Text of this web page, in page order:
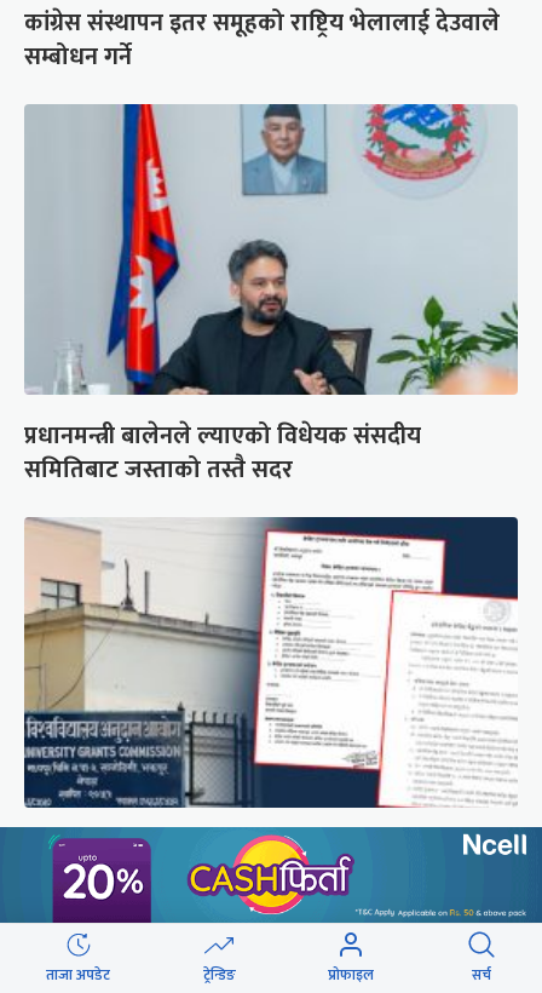
कांग्रेस संस्थापन इतर समूहको राष्ट्रिय भेलालाई देउवाले
सम्बोधन गर्ने
प्रधानमन्त्री बालेनले ल्याएको विधेयक संसदीय
समितिबाट जस्ताको तस्तै सदर
शैक्षिक क्रेडिट बैंक : विदेशमा अध्ययन पूरा नगरी फर्किए
नेपालमा निरन्तरता
छुटाउनुभयो कि ?
ताजा अपडेट ट्रेन्डिङ प्रोफाइल सर्च